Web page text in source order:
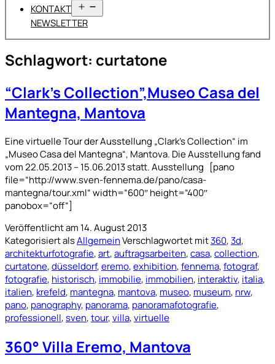
KONTAKT
öffnen
NEWSLETTER
Schlagwort: curtatone
“Clark’s Collection”,Museo Casa del
Mantegna, Mantova
Eine virtuelle Tour der Ausstellung „Clark’s Collection“ im
„Museo Casa del Mantegna“, Mantova. Die Ausstellung fand
vom 22.05.2013 – 15.06.2013 statt. Ausstellung [pano
file=“http://www.sven-fennema.de/pano/casa-
mantegna/tour.xml“ width=“600″ height=“400″
panobox=“off“]
Veröffentlicht am 14. August 2013
Kategorisiert alsAllgemeinVerschlagwortet mit360,3d,
architekturfotografie,art,auftragsarbeiten,casa,collection,
curtatone,düsseldorf,eremo,exhibition,fennema,fotograf,
fotografie, historisch, immobilie, immobilien, interaktiv, italia,
italien, krefeld, mantegna, mantova, museo, museum, nrw,
pano, panography, panorama, panoramafotografie,
professionell,sven,tour,villa,virtuelle
360° Villa Eremo, Mantova